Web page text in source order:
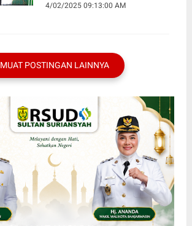
4/02/2025 09:13:00 AM
MUAT POSTINGAN LAINNYA